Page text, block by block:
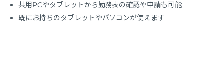
共用PCやタブレットから勤務表の確認や申請も可能
既にお持ちのタブレットやパソコンが使えます